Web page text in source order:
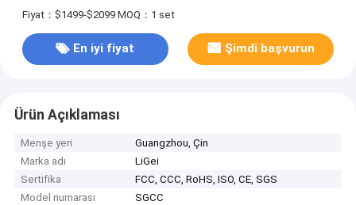
Fiyat：$1499-$2099 MOQ：1 set
En iyi fiyat Şimdi başvurun
Ürün Açıklaması
Menşe yeri
Guangzhou, Çin
Marka adı
LiGei
Sertifika
FCC, CCC, RoHS, ISO, CE, SGS
Model numarası
SGCC